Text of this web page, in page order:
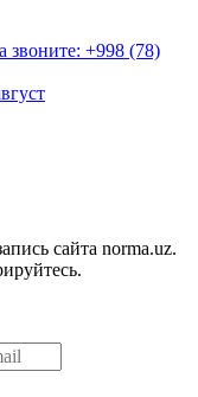
звоните: +998 (78)
сайта norma.uz.